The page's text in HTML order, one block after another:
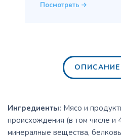
Посмотреть
ОПИСАНИЕ
Ингредиенты: Мясо и
происхождения (в том числе и
минералные вещества,